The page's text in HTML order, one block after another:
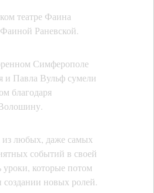
театре Фаина
Раневской.
Симферополе
и Павла Вульф сумели
благодаря
из любых, даже самых
событий в своей
уроки, которые потом
новых ролей.